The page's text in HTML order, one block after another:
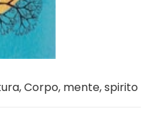
, Corpo, mente, spirito